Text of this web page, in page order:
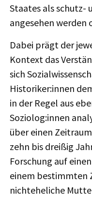
Staates als schutz-
angesehen werden
Dabei prägt der
Kontext das
sich
Historiker:innen
in der Regel aus
Soziolog:innen
über einen
zehn bis dreißig
Forschung auf
einem bestimmten
nichteheliche